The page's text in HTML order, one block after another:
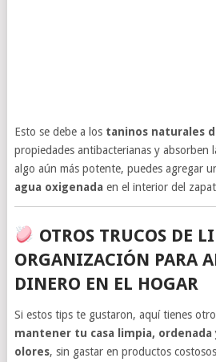
Esto se debe a los taninos naturales
propiedades antibacterianas y absorben
algo aún más potente, puedes agregar
agua oxigenada en el interior del
OTROS TRUCOS DE
ORGANIZACIÓN PARA
DINERO EN EL HOGAR
Si estos tips te gustaron, aquí tienes
mantener tu casa limpia, ordenada
olores, sin gastar en productos